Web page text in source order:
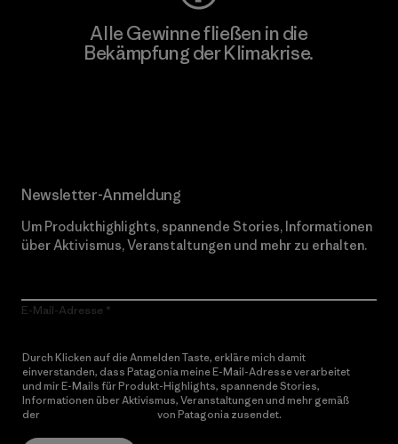
Alle Gewinne fließen in die
Bekämpfung der Klimakrise.
Newsletter-Anmeldung
Um Produkthighlights, spannende Stories, Informationen
über Aktivismus, Veranstaltungen und mehr zu erhalten.
E-Mail-Adresse
Durch Klicken auf die Anmelden Taste, erkläre mich damit
einverstanden, dass Patagonia meine E-Mail-Adresse verarbeitet
und mir E-Mails für Produkt-Highlights, spannende Stories,
Informationen über Aktivismus, Veranstaltungen und mehr gemäß
der
von Patagonia zusendet.